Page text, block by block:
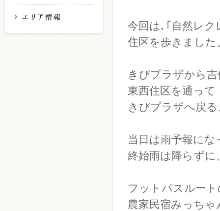
今回は､｢自然レ
住区を歩きました
きびプラザから
東西住区を通って
きびプラザへ戻
当日は雨予報に
終始雨は降らず
フットパスルー
農家民宿みっち